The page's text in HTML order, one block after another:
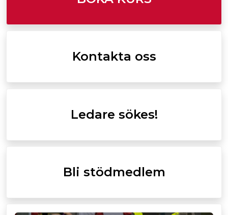
Kontakta oss
Ledare sökes!
Bli stödmedlem